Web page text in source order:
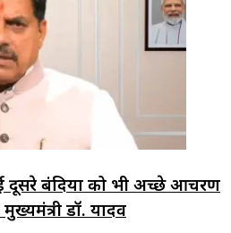
दूसरे बंदियों को भी अच्छे आचरण
डॉ. यादव